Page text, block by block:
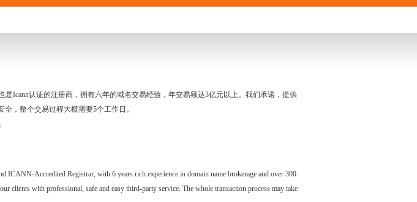
是Icann认证的注册商，拥有六年的域名交易经验，年交易额达3亿元以上。我们承诺，提供
，整个交易过程大概需要5个工作日。
ICANN-Accredited Registrar, with 6 years rich experience in domain name brokerage and over 300
clients with professional, safe and easy third-party service. The whole transaction process may take